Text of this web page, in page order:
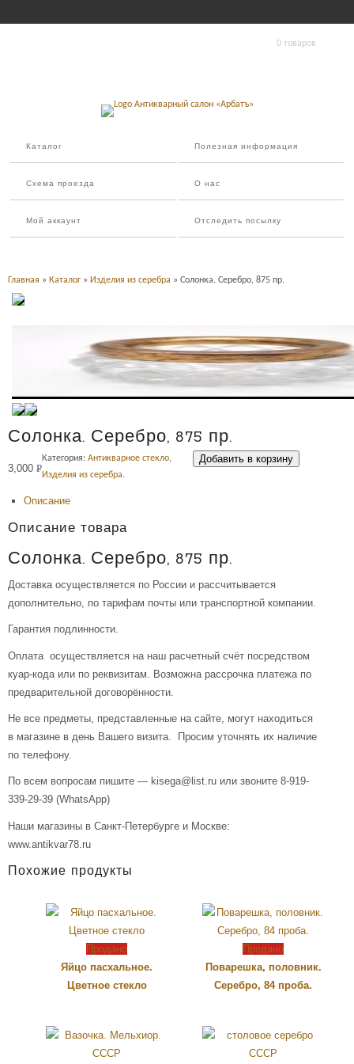
0 товаров
Каталог Полезная информация
Схема проезда О нас
Мой аккаунт Отследить посылку
Главная » Каталог » Изделия из серебра » Солонка. Серебро, 875 пр.
Солонка. Серебро, 875 пр.
3,000 Р
Добавить в корзину
Категория: Антикварное стекло,
Изделия из серебра.
Описание
Описание товара
Солонка. Серебро, 875 пр.
Доставка осуществляется по России и рассчитывается
дополнительно, по тарифам почты или транспортной компании.
Гарантия подлинности.
Оплата осуществляется на наш расчетный счёт посредством
куар-кода или по реквизитам. Возможна рассрочка платежа по
предварительной договорённости.
Не все предметы, представленные на сайте, могут находиться
в магазине в день Вашего визита. Просим уточнять их наличие
по телефону.
По всем вопросам пишите — kisega@list.ru или звоните 8-919-
339-29-39 (WhatsApp)
Наши магазины в Санкт-Петербурге и Москве:
www.antikvar78.ru
Похожие продукты
Продано
Яйцо пасхальное.
Цветное стекло
Продано
Поварешка, половник.
Серебро, 84 проба.